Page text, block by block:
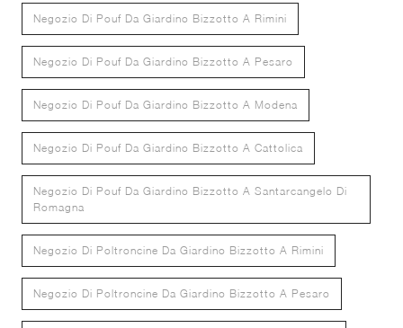
Negozio Di Pouf Da Giardino Bizzotto A Rimini
Negozio Di Pouf Da Giardino Bizzotto A Pesaro
Negozio Di Pouf Da Giardino Bizzotto A Modena
Negozio Di Pouf Da Giardino Bizzotto A Cattolica
Negozio Di Pouf Da Giardino Bizzotto A Santarcangelo Di
Romagna
Negozio Di Poltroncine Da Giardino Bizzotto A Rimini
Negozio Di Poltroncine Da Giardino Bizzotto A Pesaro